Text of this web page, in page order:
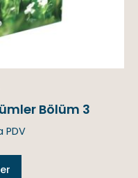
Bölüm 3
PDV